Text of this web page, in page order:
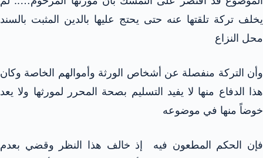
يخلف تركة تلقتها عنه حتى يحتج عليها بالدين المثبت بالسند
محل النزاع
وأن التركة منفصلة عن أشخاص الورثة وأموالهم الخاصة وكان
هذا الدفاع منها لا يفيد التسليم بصحة المحرر لمورثها ولا يعد
خوضاً منها في موضوعه
فإن الحكم المطعون فيه إذ خالف هذا النظر وقضي بعدم